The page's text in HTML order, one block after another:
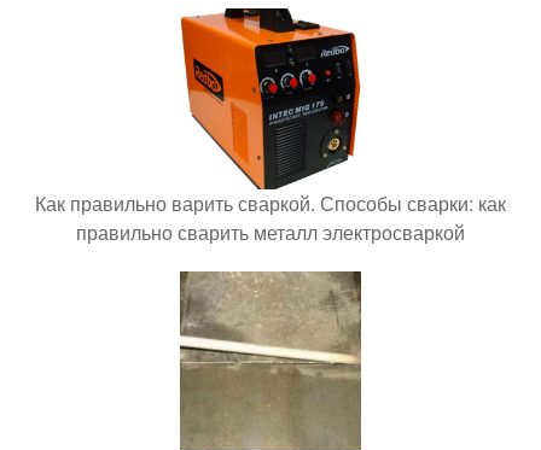
Как правильно варить сваркой. Способы сварки: как
правильно сварить металл электросваркой